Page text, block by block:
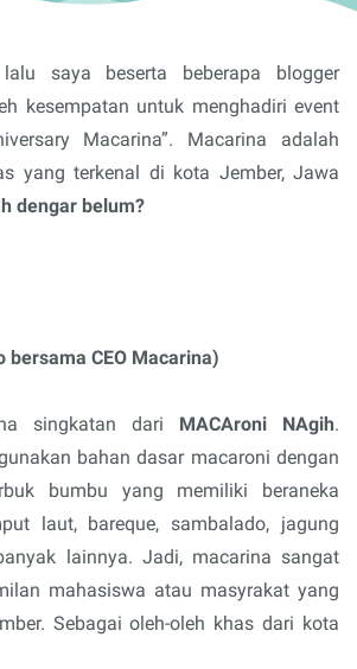
saya beserta beberapa blogger
kesempatan untuk menghadiri event
Macarina”. Macarina adalah
yang terkenal di kota Jember, Jawa
dengar belum?
bersama CEO Macarina)
singkatan dari MACAroni NAgih.
bahan dasar macaroni dengan
bumbu yang memiliki beraneka
laut, bareque, sambalado, jagung
lainnya. Jadi, macarina sangat
mahasiswa atau masyrakat yang
Sebagai oleh-oleh khas dari kota